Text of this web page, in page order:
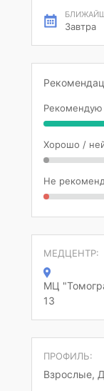
Завтра
Рекомендую
Хорошо /
Не
МЕДЦЕНТР:
МЦ
13
ПРОФИЛЬ:
Взрослые,